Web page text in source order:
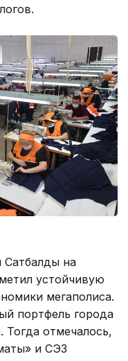
на
устойчивую
мегаполиса.
портфель города
Тогда отмечалось,
и СЭЗ